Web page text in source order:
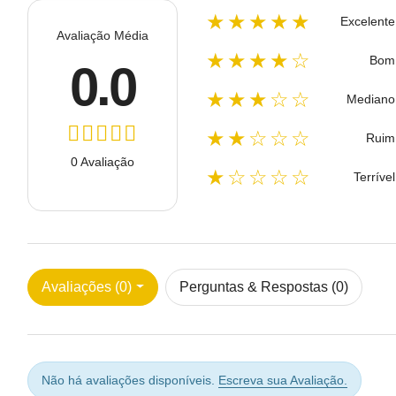
Avaliação Média
0.0
0 Avaliação
★★★★★ Excelente
★★★★☆ Bom
★★★☆☆ Mediano
★★☆☆☆ Ruim
★☆☆☆☆ Terrível
Avaliações (0) Perguntas & Respostas (0)
Não há avaliações disponíveis. Escreva sua Avaliação.